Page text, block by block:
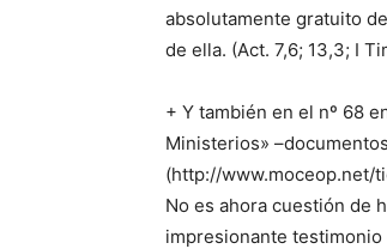
absolutamente gratuito
de ella. (Act. 7,6; 13,3; I
+ Y también en el nº 68
Ministerios»
(http://www.moceop.net/
No es ahora cuestión de
impresionante testimonio